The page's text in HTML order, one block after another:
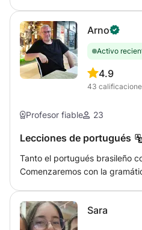
para todo público.Arno
Activo
4.9
43
Profesor fiable 23
Lecciones de portugués
Tanto el portugués brasileño
Comenzaremos con la
gradualmente en portugués.
prácticos para que aprender el
Sara